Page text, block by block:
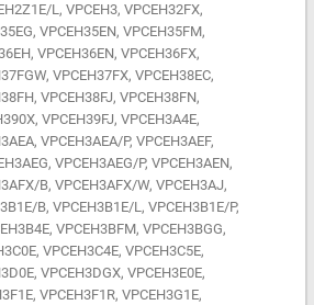
L, VPCEH3, VPCEH32FX,
VPCEH35EN, VPCEH35FM,
VPCEH36EN, VPCEH36FX,
VPCEH37FX, VPCEH38EC,
VPCEH38FJ, VPCEH38FN,
VPCEH39FJ, VPCEH3A4E,
VPCEH3AEA/P, VPCEH3AEF,
VPCEH3AEG/P, VPCEH3AEN,
B, VPCEH3AFX/W, VPCEH3AJ,
B, VPCEH3B1E/L, VPCEH3B1E/P,
VPCEH3BFM, VPCEH3BGG,
VPCEH3C4E, VPCEH3C5E,
VPCEH3DGX, VPCEH3E0E,
VPCEH3F1R, VPCEH3G1E,